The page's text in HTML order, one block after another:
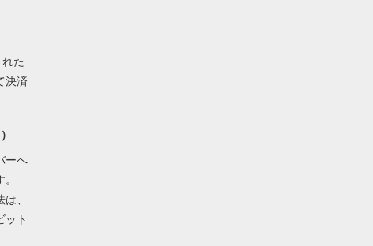
た
決済
ーへ
、
ット